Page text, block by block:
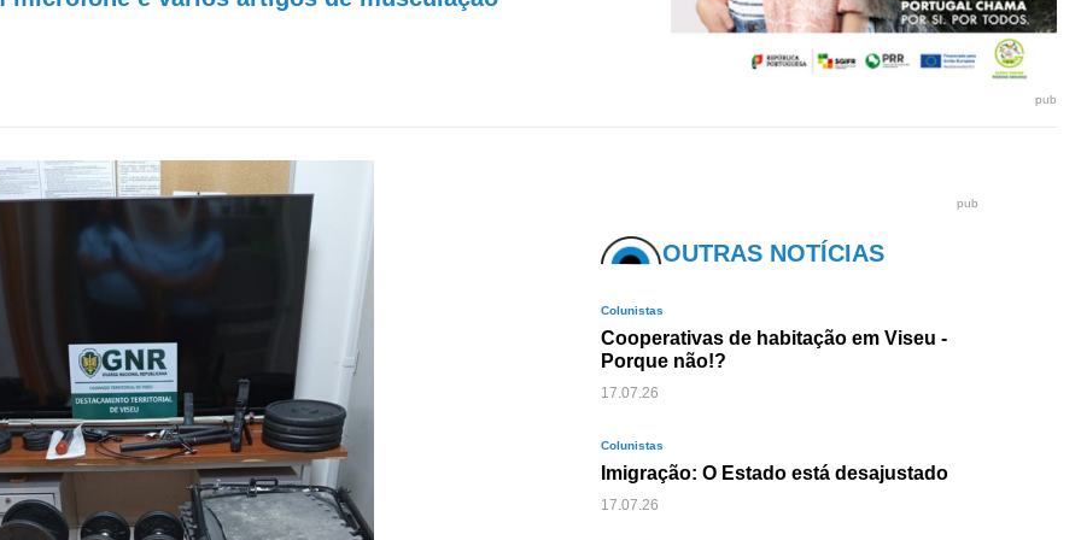
pub
pub
OUTRAS NOTÍCIAS
Colunistas
Cooperativas de habitação em Viseu -
Porque não!?
17.07.26
Colunistas
Imigração: O Estado está desajustado
17.07.26